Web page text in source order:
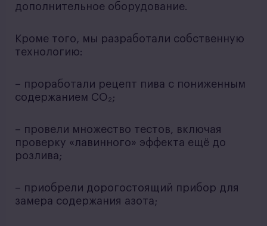
дополнительное оборудование.
Кроме того, мы разработали собственную
технологию:
– проработали рецепт пива с пониженным
содержанием CO₂;
– провели множество тестов, включая
проверку «лавинного» эффекта ещё до
розлива;
– приобрели дорогостоящий прибор для
замера содержания азота;